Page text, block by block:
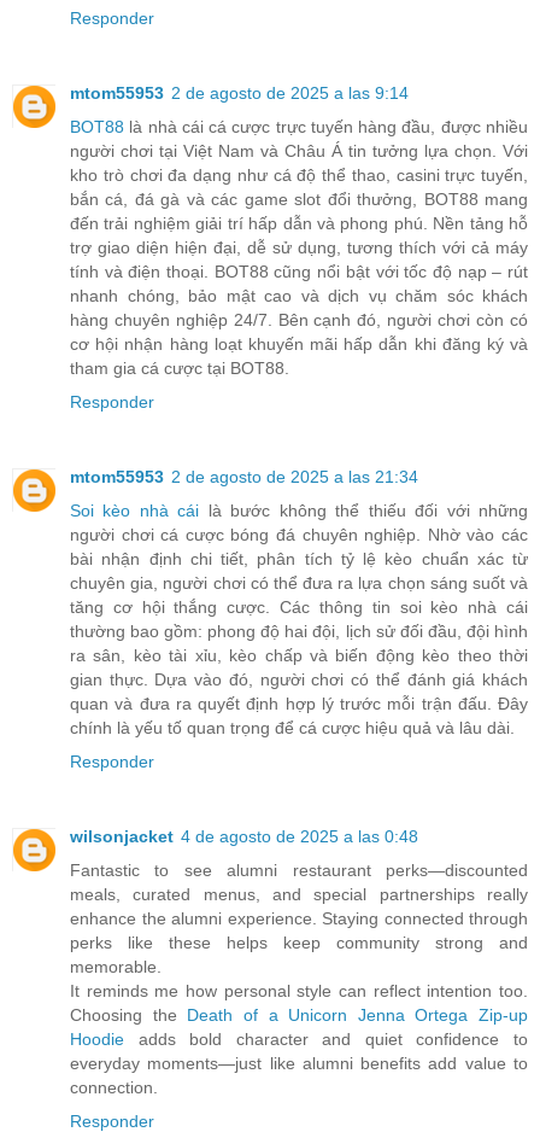
Responder
mtom55953 2 de agosto de 2025 a las 9:14
BOT88 là nhà cái cá cược trực tuyến hàng đầu, được nhiều
người chơi tại Việt Nam và Châu Á tin tưởng lựa chọn. Với
kho trò chơi đa dạng như cá độ thể thao, casini trực tuyến,
bắn cá, đá gà và các game slot đổi thưởng, BOT88 mang
đến trải nghiệm giải trí hấp dẫn và phong phú. Nền tảng hỗ
trợ giao diện hiện đại, dễ sử dụng, tương thích với cả máy
tính và điện thoại. BOT88 cũng nổi bật với tốc độ nạp – rút
nhanh chóng, bảo mật cao và dịch vụ chăm sóc khách
hàng chuyên nghiệp 24/7. Bên cạnh đó, người chơi còn có
cơ hội nhận hàng loạt khuyến mãi hấp dẫn khi đăng ký và
tham gia cá cược tại BOT88.
Responder
mtom55953 2 de agosto de 2025 a las 21:34
Soi kèo nhà cái là bước không thể thiếu đối với những
người chơi cá cược bóng đá chuyên nghiệp. Nhờ vào các
bài nhận định chi tiết, phân tích tỷ lệ kèo chuẩn xác từ
chuyên gia, người chơi có thể đưa ra lựa chọn sáng suốt và
tăng cơ hội thắng cược. Các thông tin soi kèo nhà cái
thường bao gồm: phong độ hai đội, lịch sử đối đầu, đội hình
ra sân, kèo tài xỉu, kèo chấp và biến động kèo theo thời
gian thực. Dựa vào đó, người chơi có thể đánh giá khách
quan và đưa ra quyết định hợp lý trước mỗi trận đấu. Đây
chính là yếu tố quan trọng để cá cược hiệu quả và lâu dài.
Responder
wilsonjacket 4 de agosto de 2025 a las 0:48
Fantastic to see alumni restaurant perks—discounted
meals, curated menus, and special partnerships really
enhance the alumni experience. Staying connected through
perks like these helps keep community strong and
memorable.
It reminds me how personal style can reflect intention too.
Choosing the Death of a Unicorn Jenna Ortega Zip‑up
Hoodie adds bold character and quiet confidence to
everyday moments—just like alumni benefits add value to
connection.
Responder